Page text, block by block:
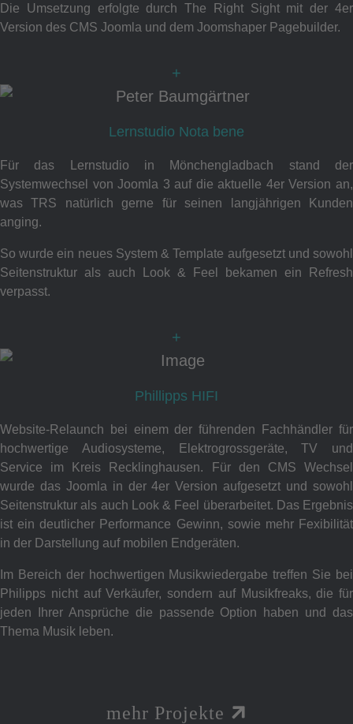
Die Umsetzung erfolgte durch The Right Sight mit der 4er
Version des CMS Joomla und dem Joomshaper Pagebuilder.
+
Lernstudio Nota bene
Für das Lernstudio in Mönchengladbach stand der
Systemwechsel von Joomla 3 auf die aktuelle 4er Version an,
was TRS natürlich gerne für seinen langjährigen Kunden
anging.
So wurde ein neues System & Template aufgesetzt und sowohl
Seitenstruktur als auch Look & Feel bekamen ein Refresh
verpasst.
+
Phillipps HIFI
Website-Relaunch bei einem der führenden Fachhändler für
hochwertige Audiosysteme, Elektrogrossgeräte, TV und
Service im Kreis Recklinghausen. Für den CMS Wechsel
wurde das Joomla in der 4er Version aufgesetzt und sowohl
Seitenstruktur als auch Look & Feel überarbeitet. Das Ergebnis
ist ein deutlicher Performance Gewinn, sowie mehr Fexibilität
in der Darstellung auf mobilen Endgeräten.
Im Bereich der hochwertigen Musikwiedergabe treffen Sie bei
Philipps nicht auf Verkäufer, sondern auf Musikfreaks, die für
jeden Ihrer Ansprüche die passende Option haben und das
Thema Musik leben.
mehr Projekte